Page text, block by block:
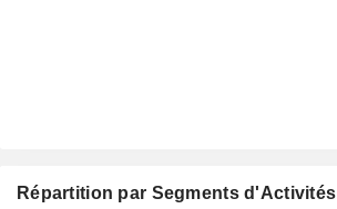
Répartition par Segments d'Activités